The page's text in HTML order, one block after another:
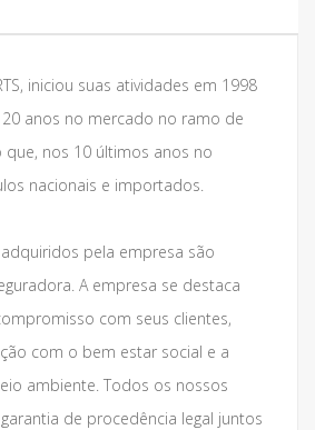
iniciou suas atividades em 1998
anos no mercado no ramo de
que, nos 10 últimos anos no
nacionais e importados.
pela empresa são
A empresa se destaca
com seus clientes,
com o bem estar social e a
ambiente. Todos os nossos
de procedência legal juntos